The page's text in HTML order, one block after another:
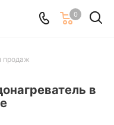
0
продаж
в